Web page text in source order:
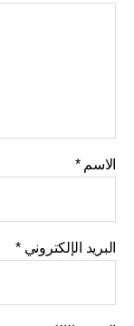
الاسم*
البريد الإلكتروني*